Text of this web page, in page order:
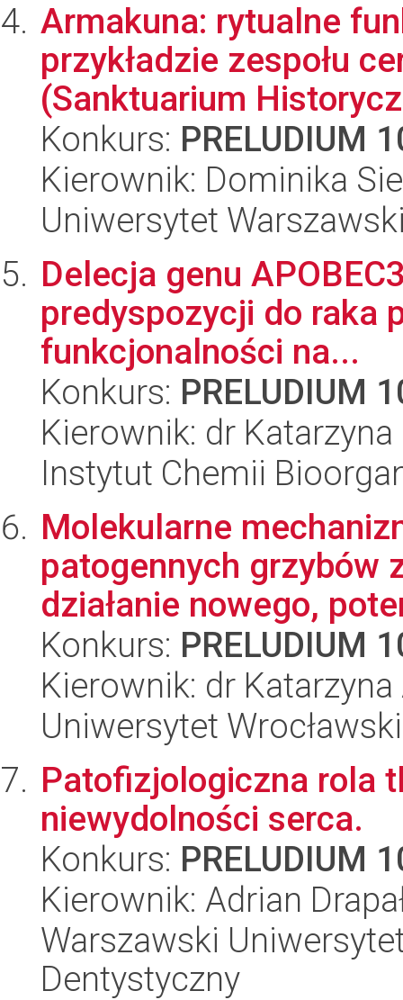
Armakuna: rytualne
przykładzie zespołu
(Sanktuarium
Konkurs: PRELUDIUM
Kierownik: Dominika
Uniwersytet
Delecja genu
predyspozycji do raka
funkcjonalności na...
Konkurs: PRELUDIUM
Kierownik: dr
Instytut Chemii
Molekularne
patogennych grzybów
działanie nowego,
Konkurs: PRELUDIUM
Kierownik: dr
Uniwersytet
Patofizjologiczna rola
niewydolności serca.
Konkurs: PRELUDIUM
Kierownik: Adrian
Warszawski
Dentystyczny